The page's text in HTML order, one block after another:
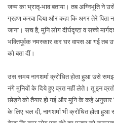
जन्म का भ्रातृ-भाव बताया। तब अग्निभूति ने
ग्रहण करवा दिया और कहा कि अगर तेरे पिता
जाना। सच है, मुनि लोग दीर्घदृष्टा व सच्चे
भक्तिपूर्वक नमस्कार कर घर वापस आ गई तब
को बता दीं।
उस समय नागशर्मा क्रोधित होता हुआ उसे
नंगे मुनियों के दिये हुए व्रत नहीं लेते। तू इन
छोड़ने को तैयार हो गई और मुनि के कहे
के लिए चल दी, नागशर्मा भी क्रोधित होता